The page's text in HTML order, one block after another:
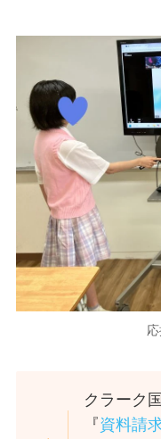
クラーク
『資料請